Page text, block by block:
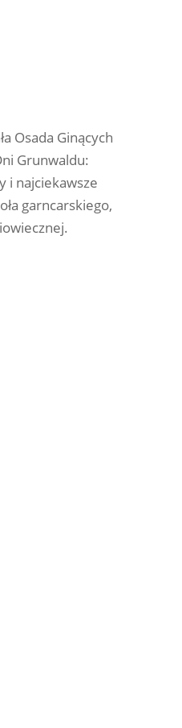
Osada Ginących
Grunwaldu:
i najciekawsze
garncarskiego,